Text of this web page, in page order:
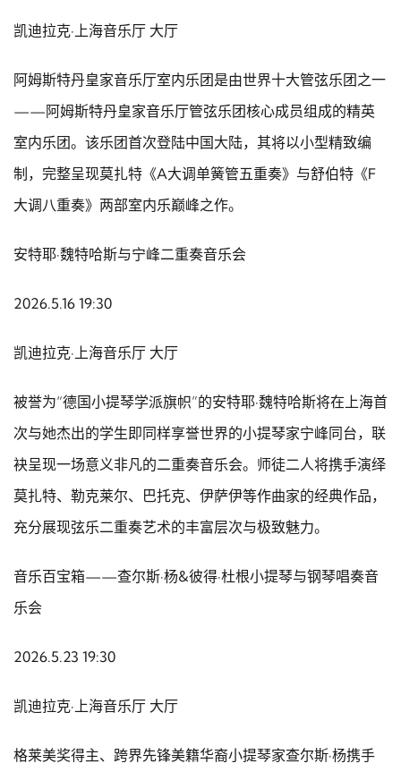
凯迪拉克·上海音乐厅 大厅
阿姆斯特丹皇家音乐厅室内乐团是由世界十大管弦乐团之一
——阿姆斯特丹皇家音乐厅管弦乐团核心成员组成的精英
室内乐团。该乐团首次登陆中国大陆，其将以小型精致编
制，完整呈现莫扎特《A大调单簧管五重奏》与舒伯特《F
大调八重奏》两部室内乐巅峰之作。
安特耶·魏特哈斯与宁峰二重奏音乐会
2026.5.16 19:30
凯迪拉克·上海音乐厅 大厅
被誉为“德国小提琴学派旗帜”的安特耶·魏特哈斯将在上海首
次与她杰出的学生即同样享誉世界的小提琴家宁峰同台，联
袂呈现一场意义非凡的二重奏音乐会。师徒二人将携手演绎
莫扎特、勒克莱尔、巴托克、伊萨伊等作曲家的经典作品，
充分展现弦乐二重奏艺术的丰富层次与极致魅力。
音乐百宝箱——查尔斯·杨&彼得·杜根小提琴与钢琴唱奏音
乐会
2026.5.23 19:30
凯迪拉克·上海音乐厅 大厅
格莱美奖得主、跨界先锋美籍华裔小提琴家查尔斯·杨携手